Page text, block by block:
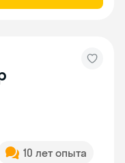
10 лет опыта